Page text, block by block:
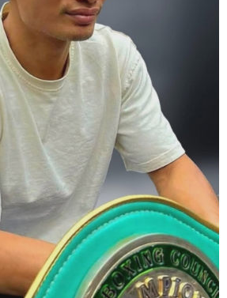
the Referee training seminar
do it for the love and respect of the